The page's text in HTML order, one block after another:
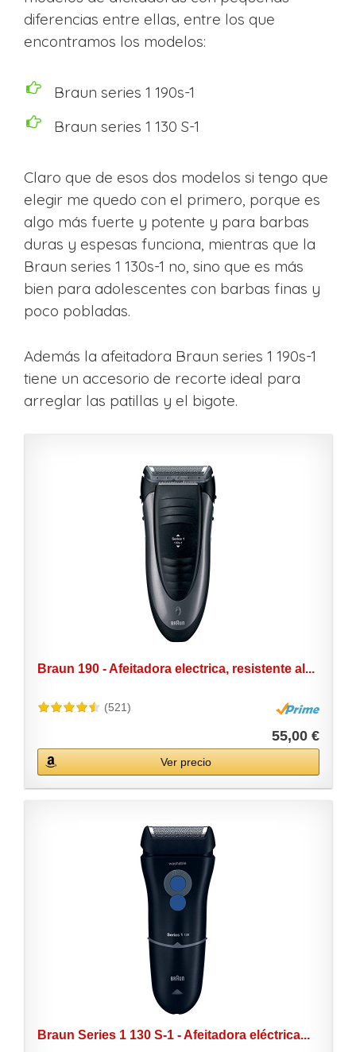
diferencias entre ellas, entre los que
encontramos los modelos:
Braun series 1 190s-1
Braun series 1 130 S-1
Claro que de esos dos modelos si tengo que
elegir me quedo con el primero, porque es
algo más fuerte y potente y para barbas
duras y espesas funciona, mientras que la
Braun series 1 130s-1 no, sino que es más
bien para adolescentes con barbas finas y
poco pobladas.
Además la afeitadora Braun series 1 190s-1
tiene un accesorio de recorte ideal para
arreglar las patillas y el bigote.
Braun 190 - Afeitadora electrica, resistente al...
(521)
55,00 €
Ver precio
Braun Series 1 130 S-1 - Afeitadora eléctrica...